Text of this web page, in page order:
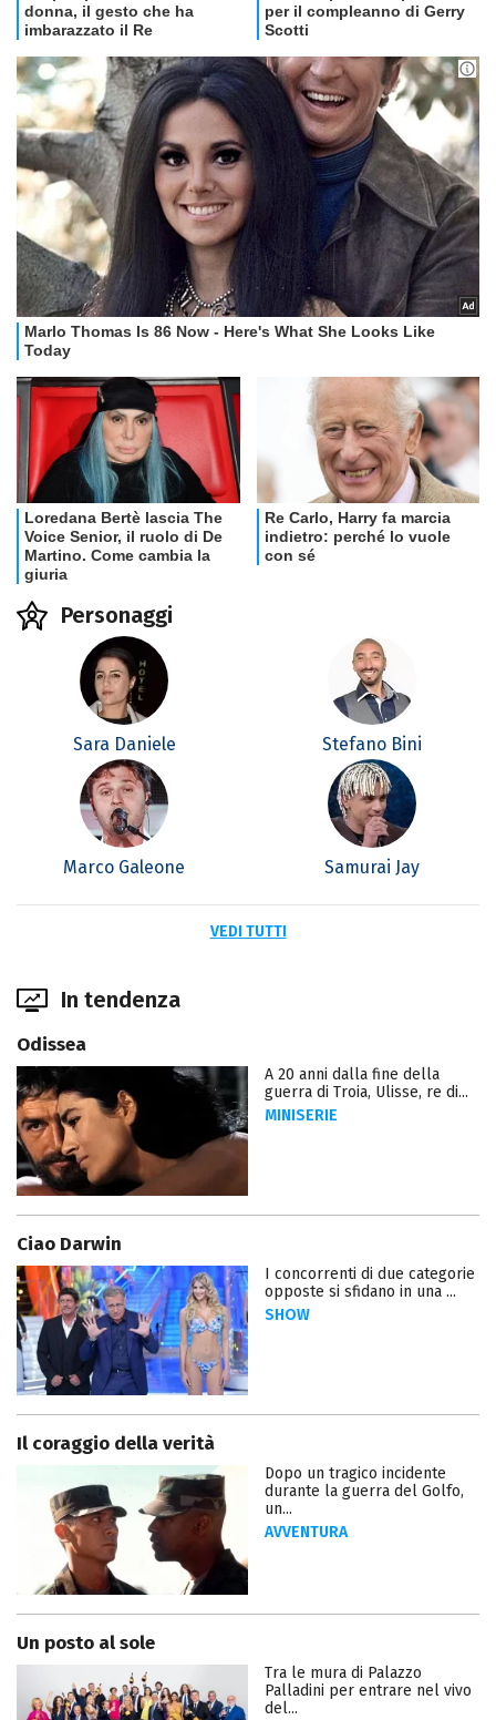
Personaggi
Sara Daniele Stefano Bini
Marco Galeone Samurai Jay
VEDI TUTTI
In tendenza
Odissea
A 20 anni dalla fine della
guerra di Troia, Ulisse, re di...
MINISERIE
Ciao Darwin
I concorrenti di due categorie
opposte si sfidano in una ...
SHOW
Il coraggio della verità
Dopo un tragico incidente
durante la guerra del Golfo,
un...
AVVENTURA
Un posto al sole
Tra le mura di Palazzo
Palladini per entrare nel vivo
del...